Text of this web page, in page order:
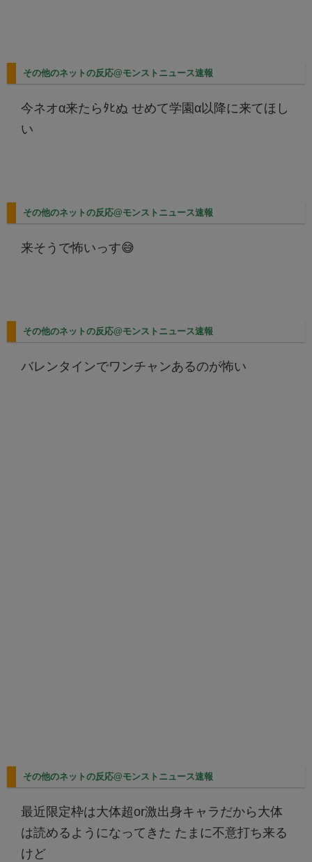
その他のネットの反応@モンストニュース速報
今ネオα来たらﾀﾋぬ せめて学園α以降に来てほし
い
その他のネットの反応@モンストニュース速報
来そうで怖いっす😅
その他のネットの反応@モンストニュース速報
バレンタインでワンチャンあるのが怖い
その他のネットの反応@モンストニュース速報
最近限定枠は大体超or激出身キャラだから大体
は読めるようになってきた たまに不意打ち来る
けど